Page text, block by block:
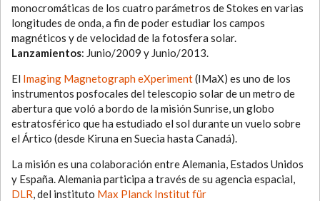
monocromáticas de los cuatro parámetros de Stokes en varias
longitudes de onda, a fin de poder estudiar los campos
magnéticos y de velocidad de la fotosfera solar.
Lanzamientos: Junio/2009 y Junio/2013.
El Imaging Magnetograph eXperiment(IMaX) es uno de los
instrumentos posfocales del telescopio solar de un metro de
abertura que voló a bordo de la misión Sunrise, un globo
estratosférico que ha estudiado el sol durante un vuelo sobre
el Ártico (desde Kiruna en Suecia hasta Canadá).
La misión es una colaboración entre Alemania, Estados Unidos
y España. Alemania participa a través de su agencia espacial,
DLR, del instituto Max Planck Institut für